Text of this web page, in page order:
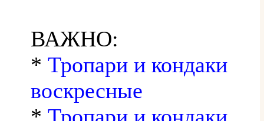
ВАЖНО:
* Тропари и кондаки
воскресные